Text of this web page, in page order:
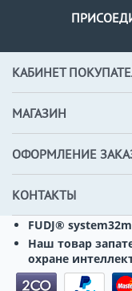
КАБИНЕТ
МАГАЗИН
ОФОРМЛЕНИЕ
КОНТАКТЫ
FUDJ®
Наш товар
охране